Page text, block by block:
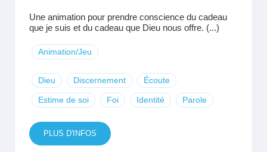
Une animation pour prendre conscience du cadeau
que je suis et du cadeau que Dieu nous offre. (...)
Animation/Jeu
Dieu Discernement Écoute
Estime de soi Foi Identité Parole
PLUS D'INFOS